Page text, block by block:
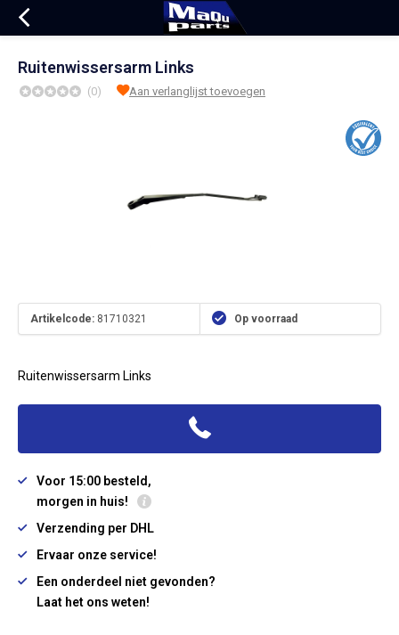
Ruitenwissersarm Links
(0) Aan verlanglijst toevoegen
Artikelcode: 81710321 Op voorraad
Ruitenwissersarm Links
Voor 15:00 besteld,
morgen in huis!
Verzending per DHL
Ervaar onze service!
Een onderdeel niet gevonden?
Laat het ons weten!